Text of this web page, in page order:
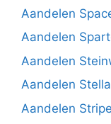
Aandelen
Aandelen
Aandelen
Aandelen
Aandelen